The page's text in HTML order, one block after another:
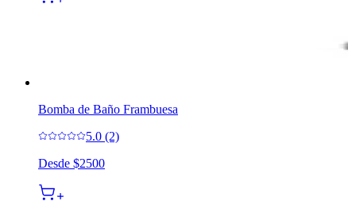
Bomba de Baño Frambuesa
5.0 (2)
Desde $2500